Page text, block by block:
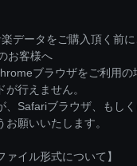
データをご購入頂く前に
お客様へ
ブラウザをご利用の
行えません。
、Safariブラウザ、もし
願いいたします。
ァイル形式について】